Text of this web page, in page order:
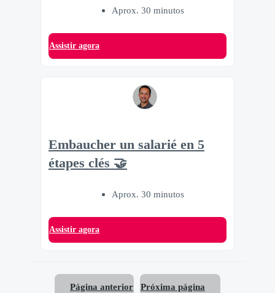
Aprox. 30 minutos
Assistir agora
Embaucher un salarié en 5
étapes clés 🤝
Aprox. 30 minutos
Assistir agora
Página anterior Próxima página